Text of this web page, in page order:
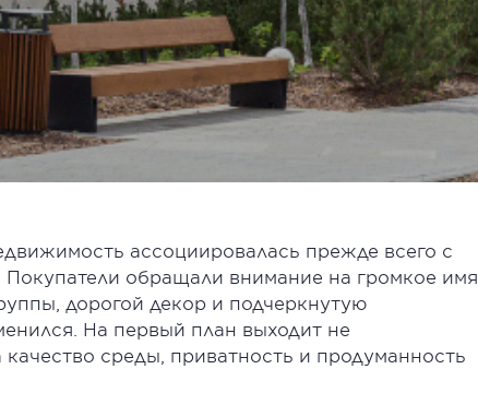
ассоциировалась прежде всего с
обращали внимание на громкое имя
дорогой декор и подчеркнутую
На первый план выходит не
среды, приватность и продуманность